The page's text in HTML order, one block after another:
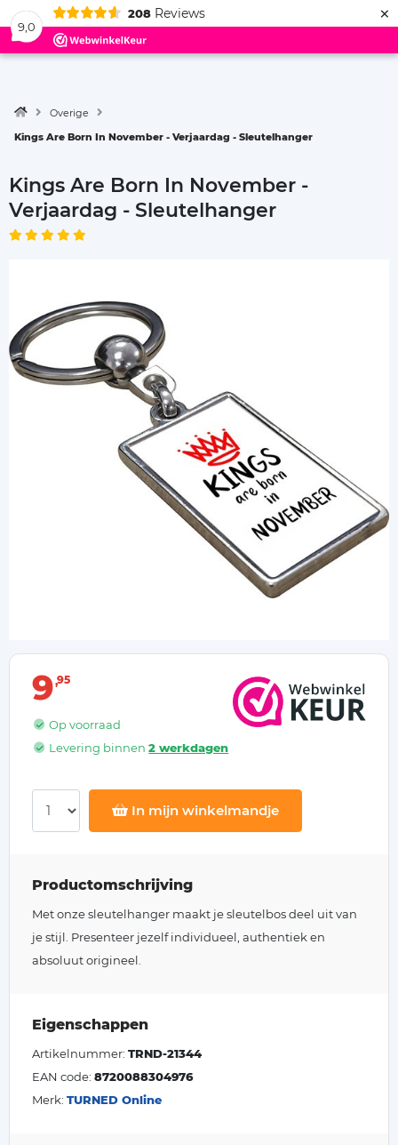
9,0
208 Reviews ×
Menu
Overige
Kings Are Born In November - Verjaardag - Sleutelhanger
Kings Are Born In November -
Verjaardag - Sleutelhanger
9 95
Op voorraad
Levering binnen2 werkdagen
In mijn winkelmandje
Productomschrijving
Met onze sleutelhanger maakt je sleutelbos deel uit van
je stijl. Presenteer jezelf individueel, authentiek en
absoluut origineel.
Eigenschappen
Artikelnummer: TRND-21344
EAN code: 8720088304976
Merk: TURNED Online